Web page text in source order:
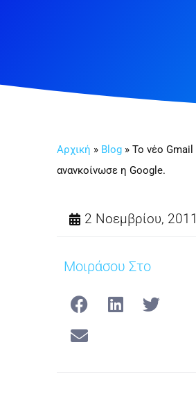
Αρχική » Blog » Το νέο Gmail
ανανκοίνωσε η Google.
2 Νοεμβρίου, 2011
Μοιράσου Στο